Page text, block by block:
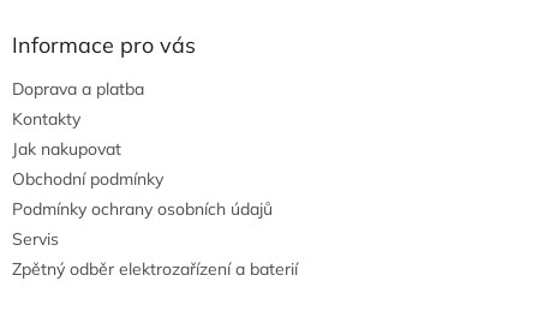
Informace pro vás
Doprava a platba
Kontakty
Jak nakupovat
Obchodní podmínky
Podmínky ochrany osobních údajů
Servis
Zpětný odběr elektrozařízení a baterií